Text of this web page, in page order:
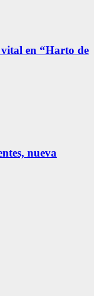
en “Harto de
nueva